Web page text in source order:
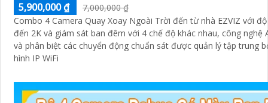
5,900,000 ₫
7,000,000 ₫
Combo 4 Camera Quay Xoay Ngoài Trời đến từ nhà EZVIZ với
đến 2K và giám sát ban đêm với 4 chế độ khác nhau, công nghệ
và phân biệt các chuyển động chuẩn sát được quản lý tập trung
hình IP WiFi